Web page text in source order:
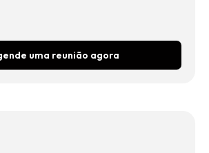
uma reunião agora